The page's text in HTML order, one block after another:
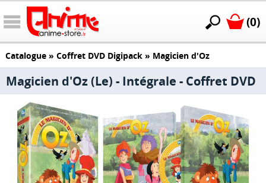
(0)
Catalogue» Coffret DVD Digipack» Magicien d'Oz
Magicien d'Oz (Le) - Intégrale - Coffret DVD